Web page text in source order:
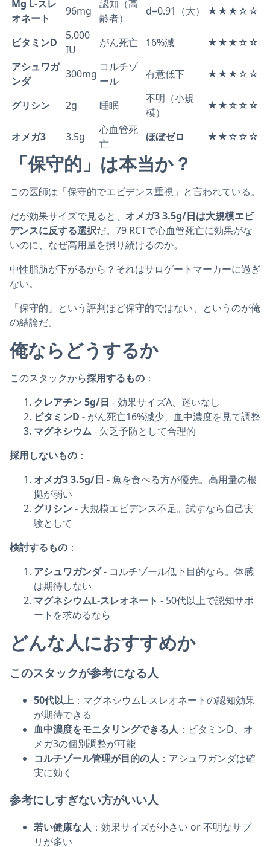
Mg L-スレ
オネート
96mg
認知（高
齢者）
d=0.91（大） ★★★☆☆
ビタミンD
5,000
IU
がん死亡 16%減
★★★☆☆
アシュワガ
ンダ
300mg
コルチゾ
ール
有意低下 ★★★☆☆
グリシン 2g 睡眠
不明（小規
模）
★★☆☆☆
オメガ3 3.5g
心血管死
亡
ほぼゼロ ★★☆☆☆
「保守的」は本当か？
この医師は「保守的でエビデンス重視」と言われている。
だが効果サイズで見ると、 オメガ3 3.5g/日は大規模エビ
デンスに反する選択だ。79 RCTで心血管死亡に効果がな
いのに、なぜ高用量を摂り続けるのか。
中性脂肪が下がるから？それはサロゲートマーカーに過ぎ
ない。
「保守的」という評判ほど保守的ではない、というのが俺
の結論だ。
俺ならどうするか
このスタックから採用するもの ：
クレアチン 5g/日 - 効果サイズA、迷いなし
ビタミンD - がん死亡16%減少、血中濃度を見て調整
マグネシウム- 欠乏予防として合理的
採用しないもの ：
オメガ3 3.5g/日 - 魚を食べる方が優先。高用量の根
拠が弱い
グリシン- 大規模エビデンス不足。試すなら自己実
験として
検討するもの ：
アシュワガンダ- コルチゾール低下目的なら。体感
は期待しない
マグネシウムL-スレオネート - 50代以上で認知サポ
ートを求めるなら
どんな人におすすめか
このスタックが参考になる人
50代以上 ：マグネシウムL-スレオネートの認知効果
が期待できる
血中濃度をモニタリングできる人 ：ビタミンD、オ
メガ3の個別調整が可能
コルチゾール管理が目的の人 ：アシュワガンダは確
実に効く
参考にしすぎない方がいい人
若い健康な人 ：効果サイズが小さい or 不明なサプ
リが多い